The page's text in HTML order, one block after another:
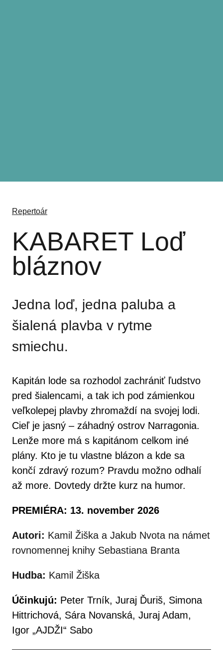
Repertoár
KABARET Loď
bláznov
Jedna loď, jedna paluba a
šialená plavba v rytme
smiechu.
Kapitán lode sa rozhodol zachrániť ľudstvo
pred šialencami, a tak ich pod zámienkou
veľkolepej plavby zhromaždí na svojej lodi.
Cieľ je jasný – záhadný ostrov Narragonia.
Lenže more má s kapitánom celkom iné
plány. Kto je tu vlastne blázon a kde sa
končí zdravý rozum? Pravdu možno odhalí
až more. Dovtedy držte kurz na humor.
PREMIÉRA: 13. november 2026
Autori: Kamil Žiška a Jakub Nvota na námet
rovnomennej knihy Sebastiana Branta
Hudba: Kamil Žiška
Účinkujú: Peter Trník, Juraj Ďuriš, Simona
Hittrichová, Sára Novanská, Juraj Adam,
Igor „AJDŽI“ Sabo